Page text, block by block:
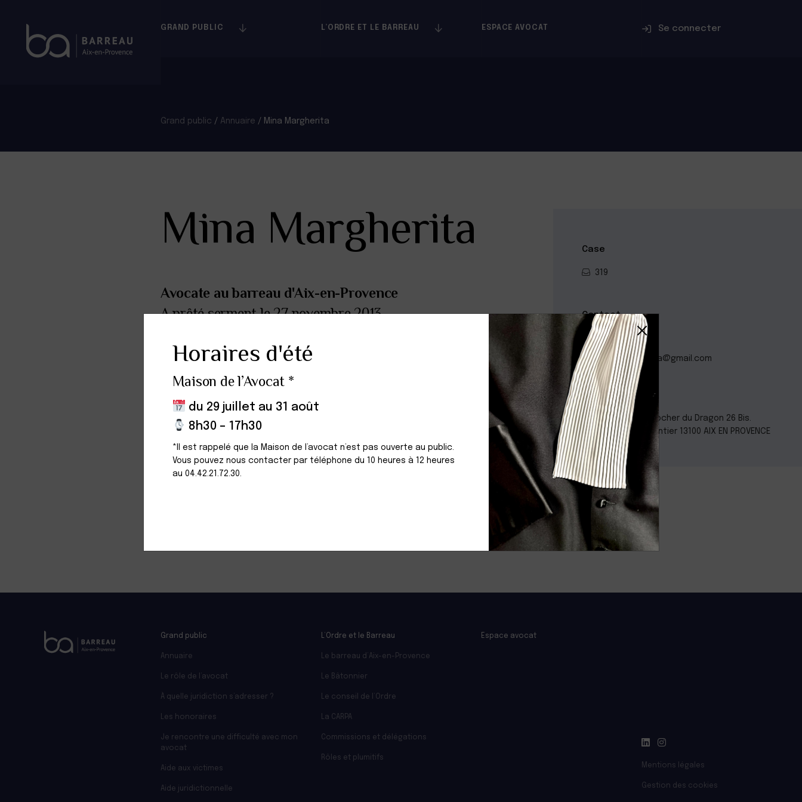
content
GRAND PUBLIC L’ORDRE ET LE BARREAU ESPACE AVOCAT Se connecter
Grand public / Annuaire / Mina Margherita
Mina Margherita
Avocate au barreau d'Aix-en-Provence
A prêté serment le 27 novembre 2013
LANGUES
+
Case
319
Contact
0617482736
margherita.mina@gmail.com
Localisation
Résidence Le Rocher du Dragon 26 Bis.
Avenue Henri Pontier 13100 AIX EN PROVENCE
Grand public
Annuaire
Le rôle de l’avocat
À quelle juridiction s’adresser ?
Les honoraires
Je rencontre une difficulté avec mon
avocat
Aide aux victimes
Aide juridictionnelle
L’Ordre et le Barreau
Le barreau d’Aix-en-Provence
Le Bâtonnier
Le conseil de l’Ordre
La CARPA
Commissions et délégations
Rôles et plumitifs
Espace avocat
Mentions légales
Gestion des cookies
Horaires d'été
Maison de l’Avocat *
du 29 juillet au 31 août
8h30 – 17h30
*Il est rappelé que la Maison de l’avocat n’est pas ouverte au public.
Vous pouvez nous contacter par téléphone du 10 heures à 12 heures
au 04.42.21.72.30.